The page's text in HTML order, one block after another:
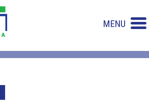
MENU